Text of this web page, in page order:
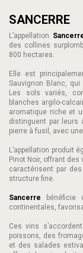
SANCERRE
L’appellation
des collines
800 hectares.
Elle est
Sauvignon Blanc,
Les sols variés,
blanches argilo-
aromatique riche et
distinguent par leurs
pierre à fusil, avec
L’appellation produit
Pinot Noir, offrant
caractérisent par
structure fine.
Sancerre bénéficie
continentales,
Ces vins
poissons, des
et des salades